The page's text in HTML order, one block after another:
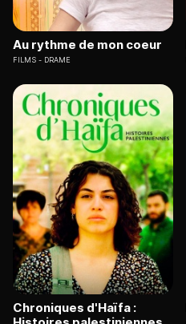
Au rythme de mon coeur
FILMS DRAME
Chroniques d'Haïfa :